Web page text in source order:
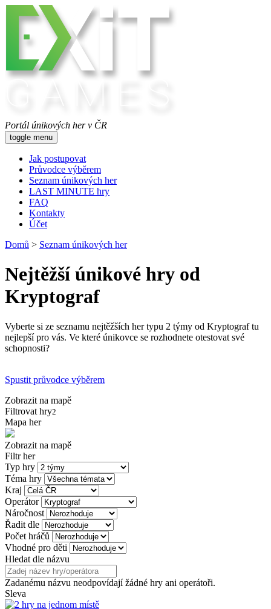
Portál únikových her v ČR
toggle menu
Jak postupovat
Průvodce výběrem
Seznam únikových her
LAST MINUTE hry
FAQ
Kontakty
Účet
Domů > Seznam únikových her
Nejtěžší únikové hry od
Kryptograf
Vyberte si ze seznamu nejtěžších her typu 2 týmy od Kryptograf tu
nejlepší pro vás. Ve které únikovce se rozhodnete otestovat své
schopnosti?
Spustit průvodce výběrem
Zobrazit na mapě
Filtrovat hry2
Mapa her
Zobrazit na mapě
Filtr her
Typ hry
Téma hry
Kraj
Operátor
Náročnost
Řadit dle
Počet hráčů
Vhodné pro děti
Hledat dle názvu
Zadanému názvu neodpovídají žádné hry ani operátoři.
Sleva